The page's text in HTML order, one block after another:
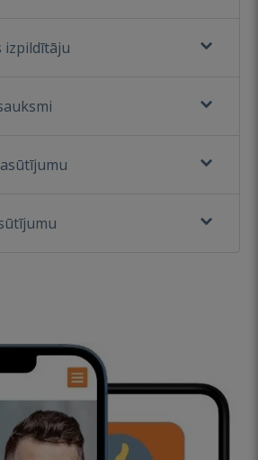
izpildītāju